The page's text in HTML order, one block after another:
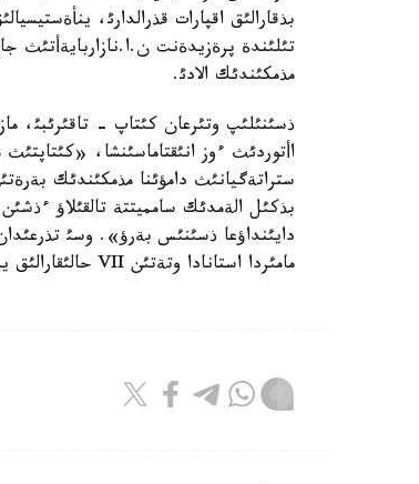
بذقارالئق اقپارات قذرالدارئ،
تئلئندة پرةزيدةنت ن.ا.نازاربايةأتئث
مذمكئندئك الادئ.
ذسئنئلئپ وتئرعان كئتاپ - تاقئرئبئ،
اأتوردئث ءوز انئقتاماسئنشا،
بذكئل الةمدئك سامميتتة تالقئلاؤ
مامئردا استانادا وتةتئن VII حالئقارالئق يسلامدئق ةكونوميكالئق فورؤمعا قاتئسؤشئلارعا دا تاراتئلادئ.